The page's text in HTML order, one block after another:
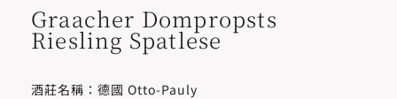
Graacher Dompropsts
Riesling Spatlese
酒莊名稱：德國 Otto-Pauly